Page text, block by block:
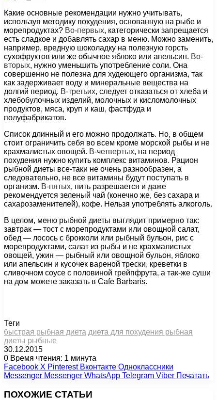
Какие основные рекомендации нужно учитывать,
используя методику похудения, основанную на рыбе и
морепродуктах? Во-первых, категорически запрещается
есть сладкое и добавлять сахар в меню. Можно заменить,
например, вредную шоколадку на полезную горсть
сухофруктов или же обычное яблоко или апельсин. Во-
вторых, нужно уменьшить употребление соли. Она
совершенно не полезна для худеющего организма, так
как задерживает воду и минеральные вещества на
долгий период. В-третьих, следует отказаться от хлеба и
хлебобулочных изделий, молочных и кисломолочных
продуктов, мяса, круп и каш, фастфуда и
полуфабрикатов.
Список длинный и его можно продолжать. Но, в общем
стоит ограничить себя во всем кроме морской рыбы и не
крахмалистых овощей. В-четвертых, на период
похудения нужно купить комплекс витаминов. Рацион
рыбной диеты все-таки не очень разнообразен, а
следовательно, не все витамины будут поступать в
организм. В-пятых, пить разрешается и даже
рекомендуется зеленый чай (конечно же, без сахара и
сахарозаменителей), кофе. Нельзя употреблять алкоголь.
В целом, меню рыбной диеты выглядит примерно так:
завтрак — тост с морепродуктами или овощной салат,
обед — лосось с брокколи или рыбный бульон, рис с
морепродуктами, салат из рыбы и не крахмалистых
овощей, ужин — рыбный или овощной бульон, яблоко
или апельсин и кусочек вареной трески, креветки в
сливочном соусе с половиной грейпфрута, а так-же суши
на дом можете заказать в Cafe Barbaris.
Теги
быстрая рыбная диета диета для похудения рыбная
диеты рыбные
30.12.2015
0 Время чтения: 1 минута
Facebook X Pinterest Вконтакте Одноклассники
Messenger Messenger WhatsApp Telegram Viber Печатать
ПОХОЖИЕ СТАТЬИ